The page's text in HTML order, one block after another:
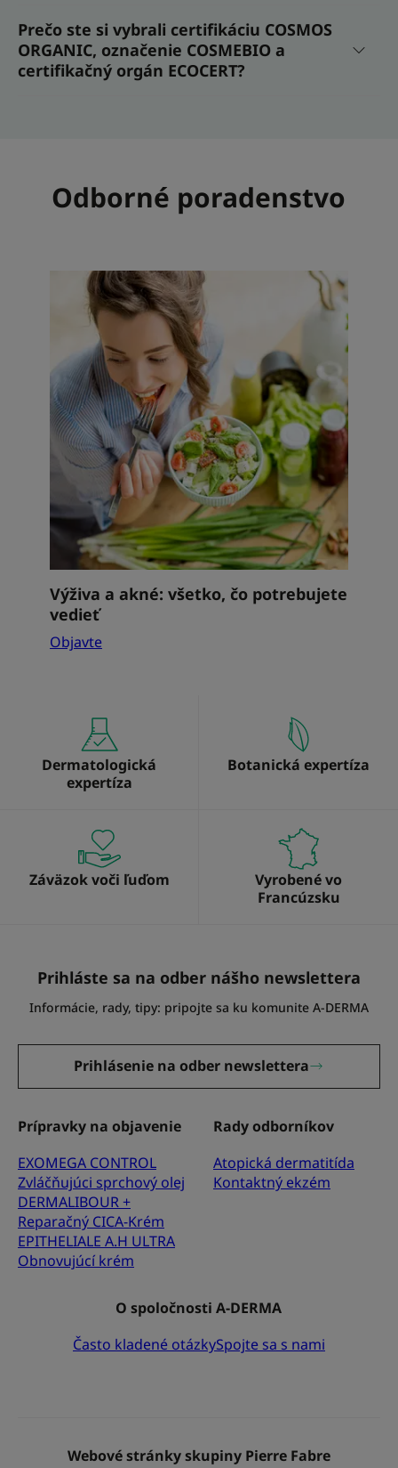
Prečo ste si vybrali certifikáciu COSMOS
ORGANIC, označenie COSMEBIO a
certifikačný orgán ECOCERT?
Odborné poradenstvo
Objavte
všetko,
čo
potrebujete
vedieť
Výživa a akné: všetko, čo potrebujete
vedieť
Objavte
Dermatologická
expertíza
Botanická expertíza
Záväzok voči ľuďom
Vyrobené vo
Francúzsku
Prihláste sa na odber nášho newslettera
Informácie, rady, tipy: pripojte sa ku komunite A-DERMA
Prihlásenie na odber newslettera
Prípravky na objavenie
EXOMEGA CONTROL
Zvláčňujúci sprchový olej
DERMALIBOUR +
Reparačný CICA-Krém
EPITHELIALE A.H ULTRA
Obnovujúcí krém
Rady odborníkov
Atopická dermatitída
Kontaktný ekzém
O spoločnosti A-DERMA
Často kladené otázkySpojte sa s nami
Webové stránky skupiny Pierre Fabre